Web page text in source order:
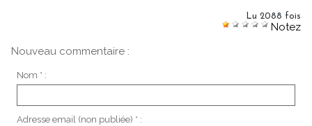
Lu 2088 fois
Notez
Nouveau commentaire :
Nom * :
Adresse email (non publiée) * :